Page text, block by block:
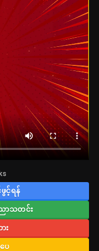
င့်ရန်
ာသတင်း
း
ေ